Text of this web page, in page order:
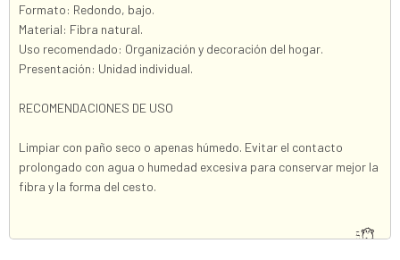
Formato: Redondo, bajo.
Material: Fibra natural.
Uso recomendado: Organización y decoración del hogar.
Presentación: Unidad individual.
RECOMENDACIONES DE USO
Limpiar con paño seco o apenas húmedo. Evitar el contacto
prolongado con agua o humedad excesiva para conservar mejor la
fibra y la forma del cesto.